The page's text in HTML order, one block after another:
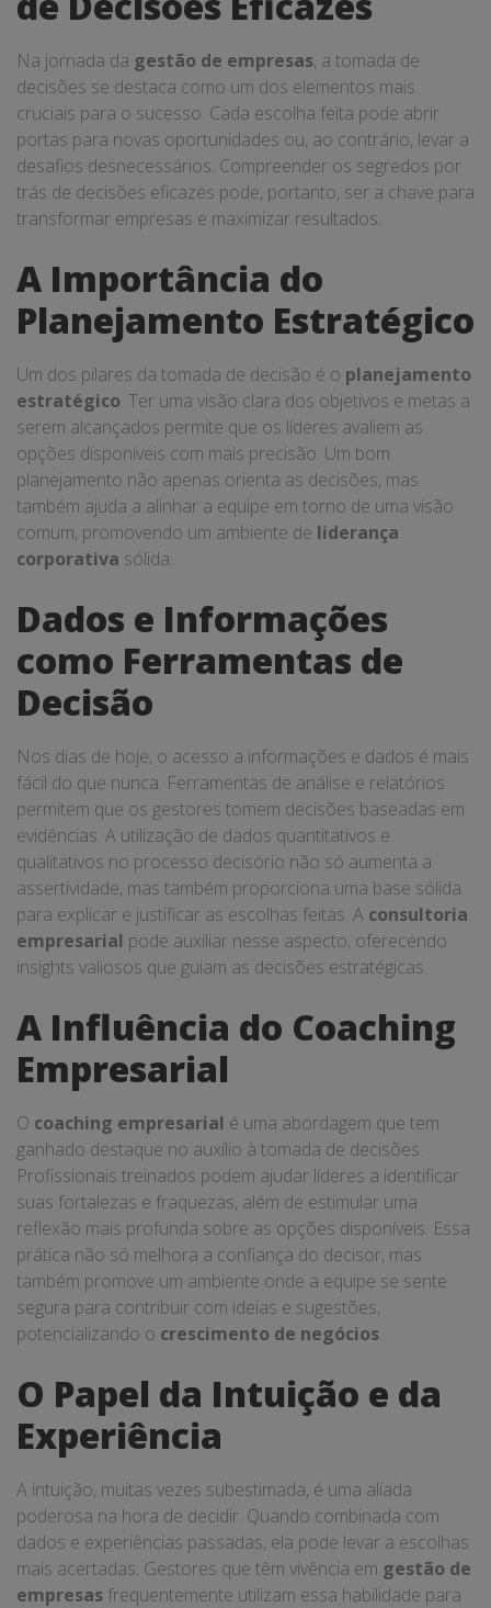
Na jornada da gestão de empresas, a tomada de
decisões se destaca como um dos elementos mais
cruciais para o sucesso. Cada escolha feita pode abrir
portas para novas oportunidades ou, ao contrário, levar a
desafios desnecessários. Compreender os segredos por
trás de decisões eficazes pode, portanto, ser a chave para
transformar empresas e maximizar resultados.
A Importância do
Planejamento Estratégico
Um dos pilares da tomada de decisão é o planejamento
estratégico. Ter uma visão clara dos objetivos e metas a
serem alcançados permite que os líderes avaliem as
opções disponíveis com mais precisão. Um bom
planejamento não apenas orienta as decisões, mas
também ajuda a alinhar a equipe em torno de uma visão
comum, promovendo um ambiente de liderança
corporativa sólida.
Dados e Informações
como Ferramentas de
Decisão
Nos dias de hoje, o acesso a informações e dados é mais
fácil do que nunca. Ferramentas de análise e relatórios
permitem que os gestores tomem decisões baseadas em
evidências. A utilização de dados quantitativos e
qualitativos no processo decisório não só aumenta a
assertividade, mas também proporciona uma base sólida
para explicar e justificar as escolhas feitas. A consultoria
empresarial pode auxiliar nesse aspecto, oferecendo
insights valiosos que guiam as decisões estratégicas.
A Influência do Coaching
Empresarial
O coaching empresarial é uma abordagem que tem
ganhado destaque no auxílio à tomada de decisões.
Profissionais treinados podem ajudar líderes a identificar
suas fortalezas e fraquezas, além de estimular uma
reflexão mais profunda sobre as opções disponíveis. Essa
prática não só melhora a confiança do decisor, mas
também promove um ambiente onde a equipe se sente
segura para contribuir com ideias e sugestões,
potencializando o crescimento de negócios.
O Papel da Intuição e da
Experiência
A intuição, muitas vezes subestimada, é uma aliada
poderosa na hora de decidir. Quando combinada com
dados e experiências passadas, ela pode levar a escolhas
mais acertadas. Gestores que têm vivência em gestão de
empresas frequentemente utilizam essa habilidade para